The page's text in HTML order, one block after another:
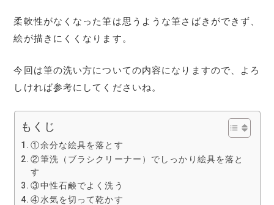
柔軟性がなくなった筆は思うような筆さばきができず、
絵が描きにくくなります。
今回は筆の洗い方についての内容になりますので、よろ
しければ参考にしてくださいね。
もくじ
①余分な絵具を落とす
②筆洗（ブラシクリーナー）でしっかり絵具を落と
す
③中性石鹸でよく洗う
④水気を切って乾かす